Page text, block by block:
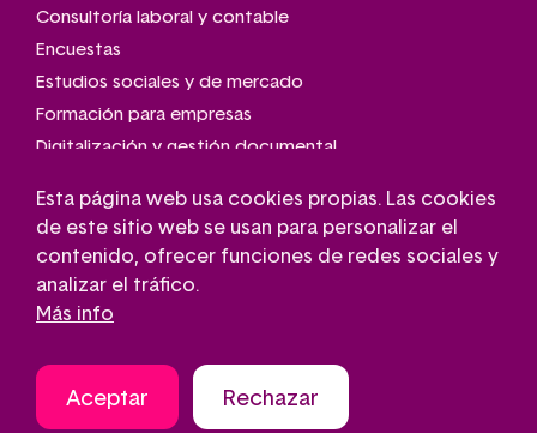
Consultoría laboral y contable
Encuestas
Estudios sociales y de mercado
Formación para empresas
Digitalización y gestión documental
Transporte adaptado
Gestión de parkings
Conserjería
Pie
Aviso legal Contacto
Política de cookies
Esta página web usa cookies propias. Las cookies
de este sitio web se usan para personalizar el
contenido, ofrecer funciones de redes sociales y
analizar el tráfico.
Más info
Aceptar Rechazar